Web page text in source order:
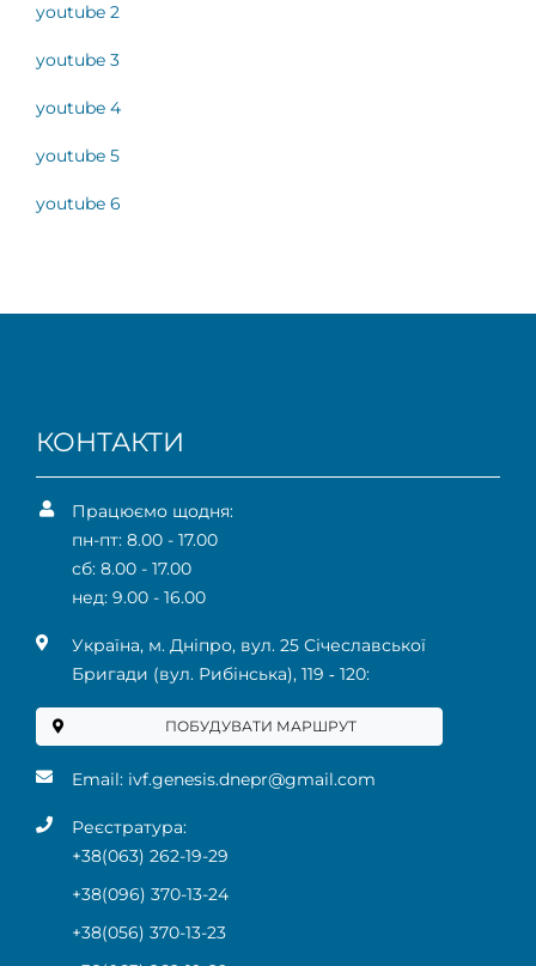
youtube 2
youtube 3
youtube 4
youtube 5
youtube 6
КОНТАКТИ
Працюємо щодня:
пн-пт: 8.00 - 17.00
сб: 8.00 - 17.00
нед: 9.00 - 16.00
Українa, м. Дніпро, вул. 25 Січеславської
Бригади (вул. Рибінська), 119 ‑ 120:
ПОБУДУВАТИ МАРШРУТ
Email: ivf.genesis.dnepr@gmail.com
Реєстратура:
+38(063) 262-19-29
+38(096) 370-13-24
+38(056) 370-13-23